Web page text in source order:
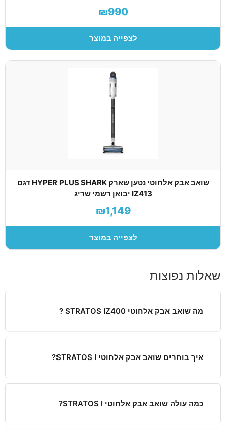
₪990
לצפייה במוצר
שואב אבק אלחוטי נטען שארק HYPER PLUS SHARK דגם
IZ413 יבואן רשמי שריג
₪1,149
לצפייה במוצר
שאלות נפוצות
מה שואב אבק אלחוטי STRATOS IZ400 ?
איך בוחרים שואב אבק אלחוטי STRATOS I?
כמה עולה שואב אבק אלחוטי STRATOS I?